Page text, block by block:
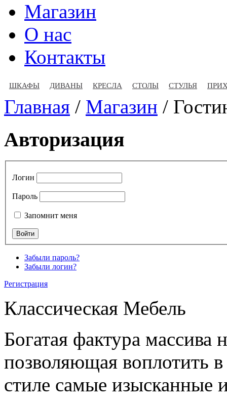
Магазин
О нас
Контакты
ШКАФЫ ДИВАНЫ КРЕСЛА СТОЛЫ СТУЛЬЯ
Главная / Магазин /
Авторизация
Логин
Пароль
Запомнит меня
Забыли пароль?
Забыли логин?
Регистрация
Классическая Мебель
Богатая фактура массива
позволяющая воплотить
стиле самые изысканные